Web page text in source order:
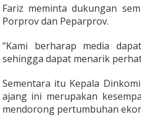
Fariz meminta dukungan
Porprov dan Peparprov.
“Kami berharap media
sehingga dapat menarik
Sementara itu Kepala
ajang ini merupakan
mendorong pertumbuhan